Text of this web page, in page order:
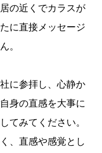
の近くでカラスが
に直接メッセージ
。
に参拝し、心静か
身の直感を大事に
てみてください。
、直感や感覚とし
財布 姓名判断